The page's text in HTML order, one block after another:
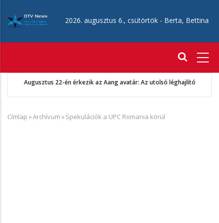
tartalomra
2026. augusztus 6., csütörtök - Berta, Bettina
Augusztus 22-én érkezik az Aang avatár: Az utolsó léghajlító
Morzsa
Címlap »Archívum »Spekulációk a UPC Romania körül